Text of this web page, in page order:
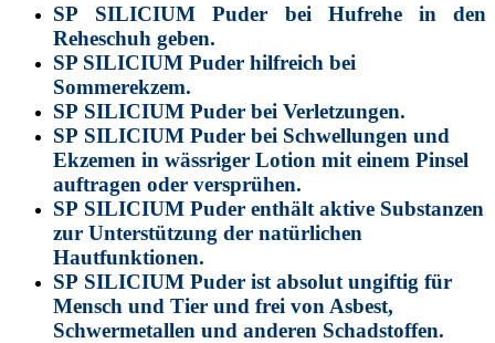
SP SILICIUM Puder bei Hufrehe in den
Reheschuh geben.
SP SILICIUM Puder hilfreich bei
Sommerekzem.
SP SILICIUM Puder bei Verletzungen.
SP SILICIUM Puder bei Schwellungen und
Ekzemen in wässriger Lotion mit einem Pinsel
auftragen oder versprühen.
SP SILICIUM Puder enthält aktive Substanzen
zur Unterstützung der natürlichen
Hautfunktionen.
SP SILICIUM Puder ist absolut ungiftig für
Mensch und Tier und frei von Asbest,
Schwermetallen und anderen Schadstoffen.